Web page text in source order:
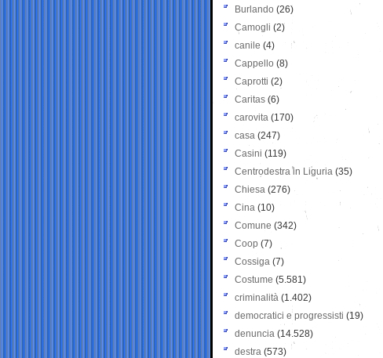
Burlando (26)
Camogli (2)
canile (4)
Cappello (8)
Caprotti (2)
Caritas (6)
carovita (170)
casa (247)
Casini (119)
Centrodestra in Liguria (35)
Chiesa (276)
Cina (10)
Comune (342)
Coop (7)
Cossiga (7)
Costume (5.581)
criminalità (1.402)
democratici e progressisti (19)
denuncia (14.528)
destra (573)